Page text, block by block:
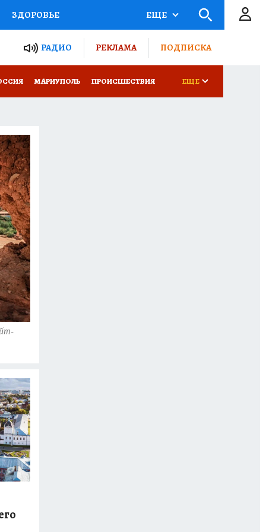
ЗДОРОВЬЕ
РОССИИ
ЕЩЕ
РАДИО РЕКЛАМА ПОДПИСКА
МАРИУПОЛЬ ПРОИСШЕСТВИЯ ЕЩЕ